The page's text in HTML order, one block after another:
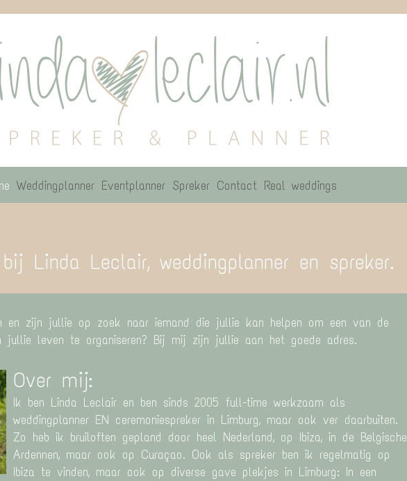
Weddingplanner Eventplanner Spreker Contact Real weddings
Linda Leclair, weddingplanner en spreker.
en zijn jullie op zoek naar iemand die jullie kan helpen om een van de
jullie leven te organiseren? Bij mij zijn jullie aan het goede adres.
Over mij:
Ik ben Linda Leclair en ben sinds 2005 full-time werkzaam als
weddingplanner EN ceremoniespreker in Limburg, maar ook ver daarbuiten.
Zo heb ik bruiloften gepland door heel Nederland, op Ibiza, in de Belgische
Ardennen, maar ook op Curaçao. Ook als spreker ben ik regelmatig op
Ibiza te vinden, maar ook op diverse gave plekjes in Limburg: In een